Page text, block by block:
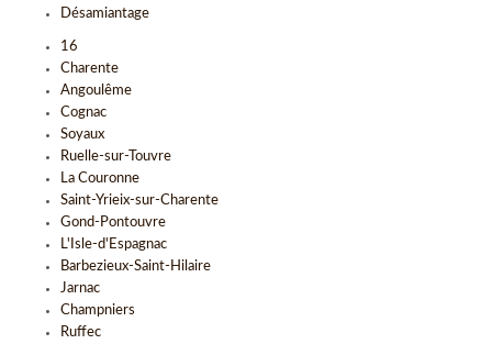
Désamiantage
16
Charente
Angoulême
Cognac
Soyaux
Ruelle-sur-Touvre
La Couronne
Saint-Yrieix-sur-Charente
Gond-Pontouvre
L'Isle-d'Espagnac
Barbezieux-Saint-Hilaire
Jarnac
Champniers
Ruffec